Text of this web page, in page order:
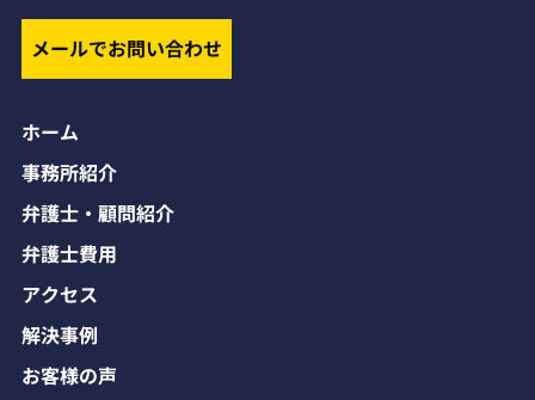
メールでお問い合わせ
ホーム
事務所紹介
弁護士・顧問紹介
弁護士費用
アクセス
解決事例
お客様の声